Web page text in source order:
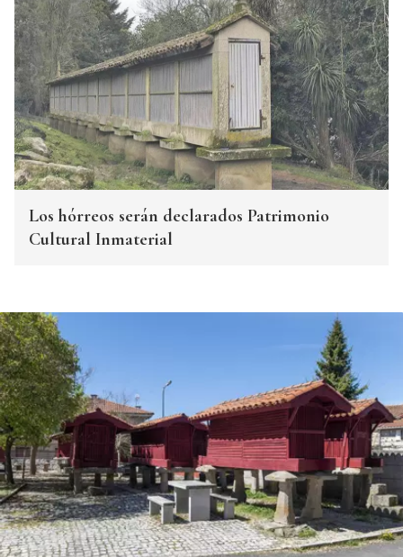
Los hórreos serán declarados Patrimonio
Cultural Inmaterial